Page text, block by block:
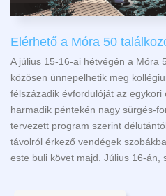
Elérhető a Móra 50
A július 15-16-ai hétvégén a Móra
közösen ünnepelhetik meg
félszázadik évfordulóját az egykori
harmadik péntekén nagy sürgés-
tervezett program szerint
távolról érkező vendégek
este buli követ majd. Július 16-án,